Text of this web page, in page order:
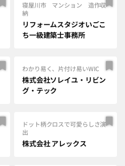
寝屋川市 マンション 造作収
納
リフォームスタジオいごこ
ち一級建築士事務所
わかり易く、片付け易いWIC
株式会社ソレイユ・リビン
グ・テック
ドット柄クロスで可愛らしさ演
出
株式会社 アレックス